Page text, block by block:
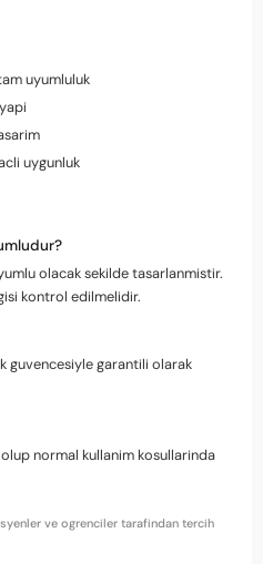
uyumluluk
uygunluk
olacak sekilde tasarlanmistir.
kontrol edilmelidir.
guvencesiyle garantili olarak
normal kullanim kosullarinda
ve ogrenciler tarafindan tercih